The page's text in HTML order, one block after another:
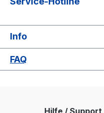
Info
FAQ